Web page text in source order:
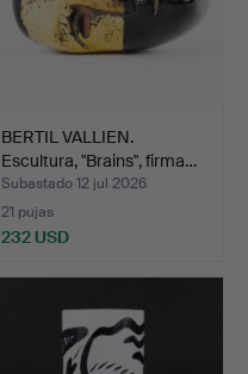
BERTIL VALLIEN.
Escultura, "Brains", firma…
Subastado 12 jul 2026
21 pujas
232 USD